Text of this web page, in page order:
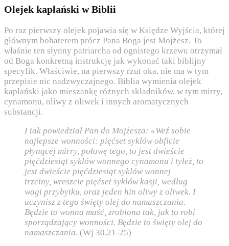
Olejek kapłański w Biblii
Po raz pierwszy olejek pojawia się w Księdze Wyjścia, której
głównym bohaterem prócz Pana Boga jest Mojżesz. To
właśnie ten słynny patriarcha od ognistego krzewu otrzymał
od Boga konkretną instrukcję jak wykonać taki biblijny
specyfik. Właściwie, na pierwszy rzut oka, nie ma w tym
przepisie nic nadzwyczajnego. Biblia wymienia olejek
kapłański jako mieszankę różnych składników, w tym mirry,
cynamonu, oliwy z oliwek i innych aromatycznych
substancji.
I tak powiedział Pan do Mojżesza: «Weź sobie
najlepsze wonności: pięćset syklów obficie
płynącej mirry, połowę tego, to jest dwieście
pięćdziesiąt syklów wonnego cynamonu i tyleż, to
jest dwieście pięćdziesiąt syklów wonnej
trzciny, wreszcie pięćset syklów kasji, według
wagi przybytku, oraz jeden hin oliwy z oliwek. I
uczynisz z tego święty olej do namaszczania.
Będzie to wonna maść, zrobiona tak, jak to robi
sporządzający wonności. Będzie to święty olej do
namaszczania. (Wj 30,21-25)